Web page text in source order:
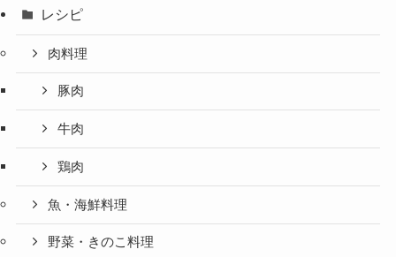
レシピ
肉料理
豚肉
牛肉
鶏肉
魚・海鮮料理
野菜・きのこ料理